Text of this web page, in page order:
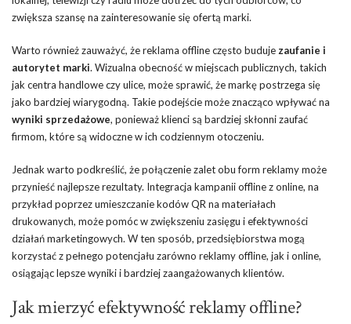
zwiększa szansę na zainteresowanie się ofertą marki.
Warto również zauważyć, że reklama offline często buduje zaufanie i
autorytet marki. Wizualna obecność w miejscach publicznych, takich
jak centra handlowe czy ulice, może sprawić, że markę postrzega się
jako bardziej wiarygodną. Takie podejście może znacząco wpływać na
wyniki sprzedażowe, ponieważ klienci są bardziej skłonni zaufać
firmom, które są widoczne w ich codziennym otoczeniu.
Jednak warto podkreślić, że połączenie zalet obu form reklamy może
przynieść najlepsze rezultaty. Integracja kampanii offline z online, na
przykład poprzez umieszczanie kodów QR na materiałach
drukowanych, może pomóc w zwiększeniu zasięgu i efektywności
działań marketingowych. W ten sposób, przedsiębiorstwa mogą
korzystać z pełnego potencjału zarówno reklamy offline, jak i online,
osiągając lepsze wyniki i bardziej zaangażowanych klientów.
Jak mierzyć efektywność reklamy offline?